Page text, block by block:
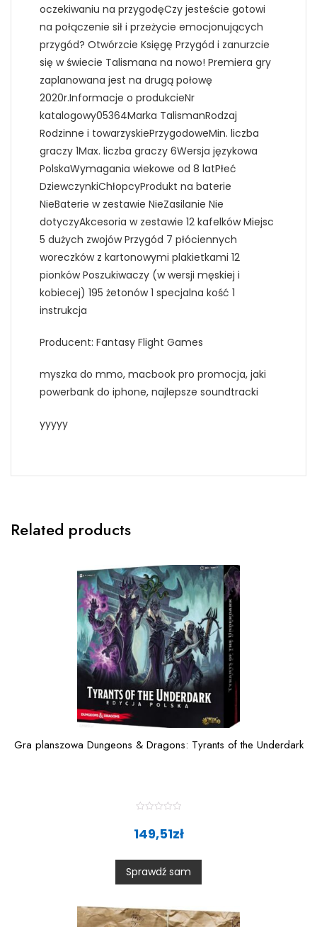
oczekiwaniu na przygodęCzy jesteście gotowi
na połączenie sił i przeżycie emocjonujących
przygód? Otwórzcie Księgę Przygód i zanurzcie
się w świecie Talismana na nowo! Premiera gry
zaplanowana jest na drugą połowę
2020r.Informacje o produkcieNr
katalogowy05364Marka TalismanRodzaj
Rodzinne i towarzyskiePrzygodoweMin. liczba
graczy 1Max. liczba graczy 6Wersja językowa
PolskaWymagania wiekowe od 8 latPłeć
DziewczynkiChłopcyProdukt na baterie
NieBaterie w zestawie NieZasilanie Nie
dotyczyAkcesoria w zestawie 12 kafelków Miejsc
5 dużych zwojów Przygód 7 płóciennych
woreczków z kartonowymi plakietkami 12
pionków Poszukiwaczy (w wersji męskiej i
kobiecej) 195 żetonów 1 specjalna kość 1
instrukcja
Producent: Fantasy Flight Games
myszka do mmo, macbook pro promocja, jaki
powerbank do iphone, najlepsze soundtracki
yyyyy
Related products
Gra planszowa Dungeons & Dragons: Tyrants of the Underdark
a
0
o
t
5
149,51zł
Sprawdź sam